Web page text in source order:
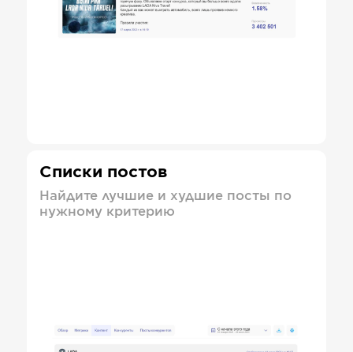
Списки постов
Найдите лучшие и худшие посты по
нужному критерию